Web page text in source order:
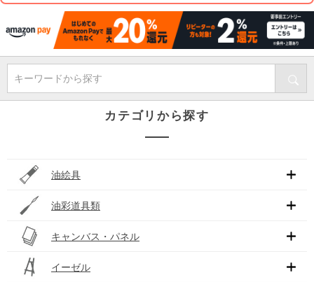
キーワードから探す
カテゴリから探す
油絵具
油彩道具類
キャンバス・パネル
イーゼル